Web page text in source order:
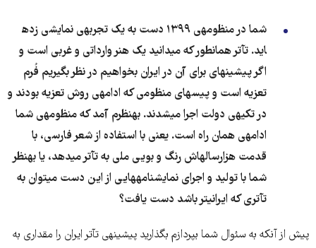
شما در منظومه​ی ۱۳۹۹ دست به یک تجربه​ی نمایشی زده​
اید. تآتر همانطور که می​دانید یک هنر وارداتی و غربی است و
اگر پیشینه​ای برای آن در ایران بخواهیم در نظر بگیریم فُرم
تعزیه است و پیس​های منظومی که ادامه​ی روش تعزیه بودند و
در تکیه​ی دولت اجرا می​شدند. به​نظرم آمد که منظومه​ی شما
ادامه​ی همان راه است. یعنی با استفاده از شعر فارسی، با
قدمت هزارساله​اش رنگ و بویی ملی به تآتر می​دهد، یا به​نظر
شما با تولید و اجرای نمایشنامه​هایی از این دست می​توان به
تآتری که ایرانی​تر باشد دست یافت؟
پیش از آنکه به سئوال شما بپردازم بگذارید پیشینه​ی تآتر ایران را مقداری به